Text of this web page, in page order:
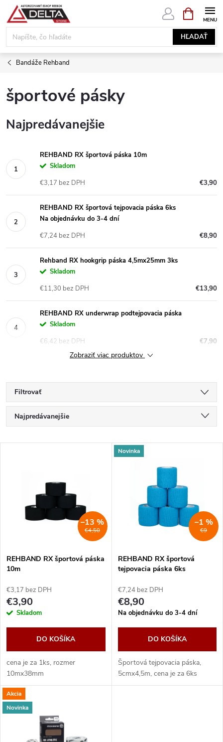
Prejsť
obsah
HĽADAŤ
KOŠÍK
Bandáže Rehband
športové pásky
Najpredávanejšie
REHBAND RX športová páska 10m
Skladom
€3,90
€3,17 bez DPH
REHBAND RX športová tejpovacia páska 6ks
Na objednávku do 3-4 dní
€8,90
€7,24 bez DPH
Rehband RX hookgrip páska 4,5mx25mm 3ks
Skladom
€13,90
€11,30 bez DPH
REHBAND RX underwrap podtejpovacia páska
Skladom
€7,90
€6,42 bez DPH
Zobraziť viac produktov
Filtrovať
R
a
e
p
r
d
u
k
Najpredávanejšie
s
p
r
o
d
u
k
€4,50
–13 %
REHBAND RX športová páska
10m
€3,17 bez DPH
€3,90
Skladom
DO KOŠÍKA
cena je za 1ks, rozmer
10mx38mm
Novinka
€9
–1 %
REHBAND RX športová
tejpovacia páska 6ks
€7,24 bez DPH
€8,90
Na objednávku do 3-4 dní
DO KOŠÍKA
Športová tejpovacia páska,
5cmx4,5m, cena je za 6ks
Akcia
Novinka